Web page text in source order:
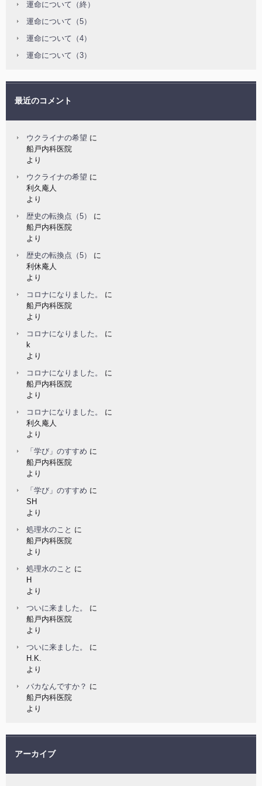
運命について（終）
運命について（5）
運命について（4）
運命について（3）
最近のコメント
ウクライナの希望 に
船戸内科医院
より
ウクライナの希望 に
利久庵人
より
歴史の転換点（5）
に
船戸内科医院
より
歴史の転換点（5）
に
利休庵人
より
コロナになりました。
に
船戸内科医院
より
コロナになりました。
に
k
より
コロナになりました。
に
船戸内科医院
より
コロナになりました。
に
利久庵人
より
「学び」のすすめ に
船戸内科医院
より
「学び」のすすめ に
SH
より
処理水のこと に
船戸内科医院
より
処理水のこと に
H
より
ついに来ました。
に
船戸内科医院
より
ついに来ました。
に
H.K.
より
バカなんですか？ に
船戸内科医院
より
アーカイブ